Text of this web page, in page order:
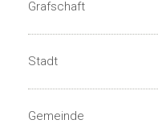
Grafschaft
Stadt
Gemeinde